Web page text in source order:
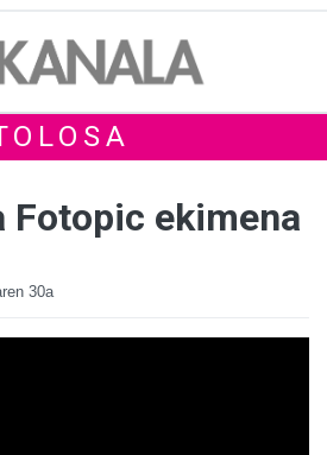
Fotopic ekimena
30a